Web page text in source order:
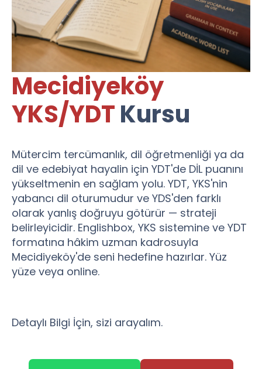
Mecidiyeköy
YKS/YDTKursu
Mütercim tercümanlık, dil öğretmenliği ya da
dil ve edebiyat hayalin için YDT'de DİL puanını
yükseltmenin en sağlam yolu. YDT, YKS'nin
yabancı dil oturumudur ve YDS'den farklı
olarak yanlış doğruyu götürür — strateji
belirleyicidir. Englishbox, YKS sistemine ve YDT
formatına hâkim uzman kadrosuyla
Mecidiyeköy'de seni hedefine hazırlar. Yüz
yüze veya online.
Detaylı Bilgi İçin, sizi arayalım.